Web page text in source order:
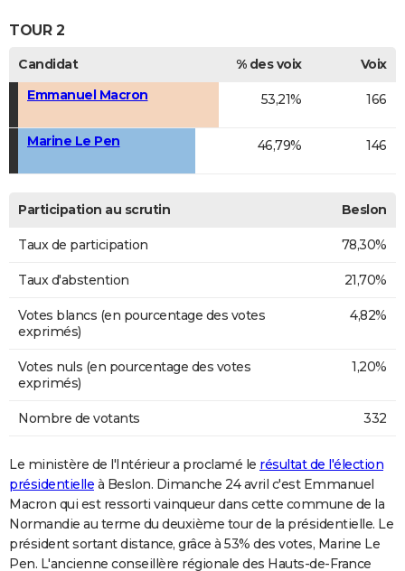
FORUM
Bricolage
Culture
Television
Voyage
TOUR 2
Candidat % des voix
Voix
Emmanuel Macron
53,21% 166
Marine Le Pen 46,79% 146
Participation au scrutin Beslon
Taux de participation 78,30%
Taux d'abstention 21,70%
Votes blancs (en pourcentage des votes
exprimés)
4,82%
Votes nuls (en pourcentage des votes
exprimés)
1,20%
Nombre de votants 332
Le ministère de l'Intérieur a proclamé le résultat de l'élection
présidentielle à Beslon. Dimanche 24 avril c'est Emmanuel
Macron qui est ressorti vainqueur dans cette commune de la
Normandie au terme du deuxième tour de la présidentielle. Le
président sortant distance, grâce à 53% des votes, Marine Le
Pen. L'ancienne conseillère régionale des Hauts-de-France